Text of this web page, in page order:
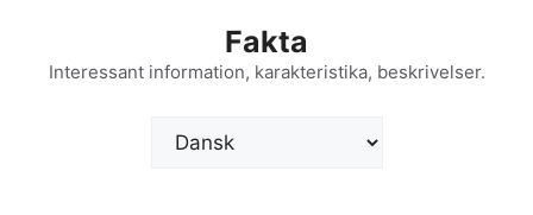
indhold
Fakta
Interessant information, karakteristika, beskrivelser.
Vælg
sprog